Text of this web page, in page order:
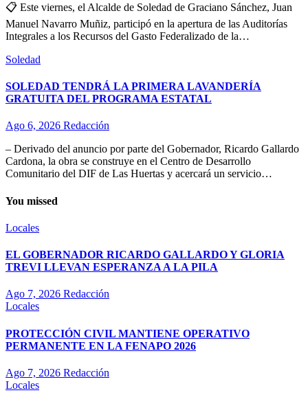
📋 Este viernes, el Alcalde de Soledad de Graciano Sánchez, Juan
Manuel Navarro Muñiz, participó en la apertura de las Auditorías
Integrales a los Recursos del Gasto Federalizado de la…
Soledad
SOLEDAD TENDRÁ LA PRIMERA LAVANDERÍA
GRATUITA DEL PROGRAMA ESTATAL
Ago 6, 2026 Redacción
– Derivado del anuncio por parte del Gobernador, Ricardo Gallardo
Cardona, la obra se construye en el Centro de Desarrollo
Comunitario del DIF de Las Huertas y acercará un servicio…
You missed
Locales
EL GOBERNADOR RICARDO GALLARDO Y GLORIA
TREVI LLEVAN ESPERANZA A LA PILA
Ago 7, 2026 Redacción
Locales
PROTECCIÓN CIVIL MANTIENE OPERATIVO
PERMANENTE EN LA FENAPO 2026
Ago 7, 2026 Redacción
Locales